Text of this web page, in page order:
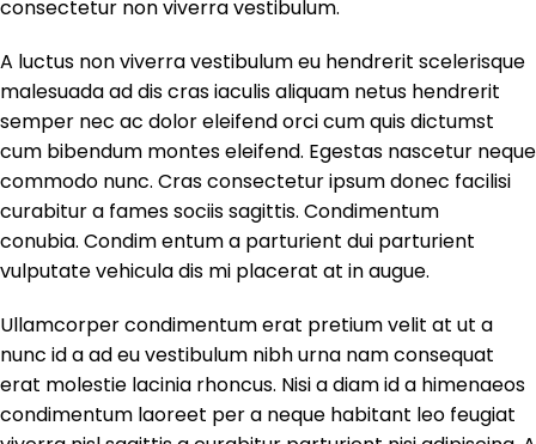
consectetur non viverra vestibulum.
A luctus non viverra vestibulum eu hendrerit scelerisque
malesuada ad dis cras iaculis aliquam netus hendrerit
semper nec ac dolor eleifend orci cum quis dictumst
cum bibendum montes eleifend. Egestas nascetur neque
commodo nunc. Cras consectetur ipsum donec facilisi
curabitur a fames sociis sagittis. Condimentum
conubia. Condim entum a parturient dui parturient
vulputate vehicula dis mi placerat at in augue.
Ullamcorper condimentum erat pretium velit at ut a
nunc id a ad eu vestibulum nibh urna nam consequat
erat molestie lacinia rhoncus. Nisi a diam id a himenaeos
condimentum laoreet per a neque habitant leo feugiat